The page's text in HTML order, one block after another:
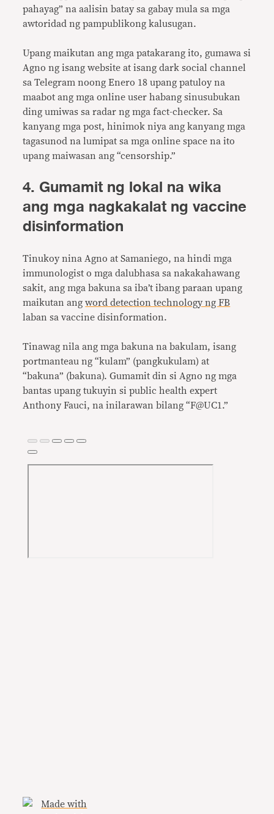
pahayag” na aalisin batay sa gabay mula sa mga
awtoridad ng pampublikong kalusugan.
Upang maikutan ang mga patakarang ito, gumawa si
Agno ng isang website at isang dark social channel
sa Telegram noong Enero 18 upang patuloy na
maabot ang mga online user habang sinusubukan
ding umiwas sa radar ng mga fact-checker. Sa
kanyang mga post, hinimok niya ang kanyang mga
tagasunod na lumipat sa mga online space na ito
upang maiwasan ang “censorship.”
4. Gumamit ng lokal na wika
ang mga nagkakalat ng vaccine
disinformation
Tinukoy nina Agno at Samaniego, na hindi mga
immunologist o mga dalubhasa sa nakakahawang
sakit, ang mga bakuna sa iba’t ibang paraan upang
maikutan angword detection technology ng FB
laban sa vaccine disinformation.
Tinawag nila ang mga bakuna na bakulam, isang
portmanteau ng “kulam” (pangkukulam) at
“bakuna” (bakuna). Gumamit din si Agno ng mga
bantas upang tukuyin si public health expert
Anthony Fauci, na inilarawan bilang “F@UC1.”